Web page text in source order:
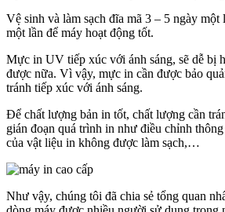
Vệ sinh và làm sạch đĩa mã 3 – 5 ngày
một lần để máy hoạt động tốt.
Mực in UV tiếp xúc với ánh sáng, sẽ dễ bị
được nữa. Vì vậy, mực in cần được bảo
tránh tiếp xúc với ánh sáng.
Để chất lượng bản in tốt, chất lượng cần
gián đoạn quá trình in như điều chỉnh
của vật liệu in không được làm sạch,…
Như vậy, chúng tôi đã chia sẻ tổng quan